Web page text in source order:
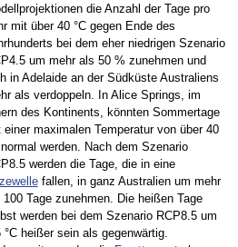
die Anzahl der Tage pro
mit über 40 °C gegen Ende des
bei dem eher niedrigen Szenario
um mehr als 50 % zunehmen und
in Adelaide an der Südküste Australiens
als verdoppeln. In Alice Springs, im
des Kontinents, könnten Sommertage
einer maximalen Temperatur von über 40
normal werden. Nach dem Szenario
werden die Tage, die in eine
fallen, in ganz Australien um mehr
100 Tage zunehmen. Die heißen Tage
werden bei dem Szenario RCP8.5 um
°C heißer sein als gegenwärtig.